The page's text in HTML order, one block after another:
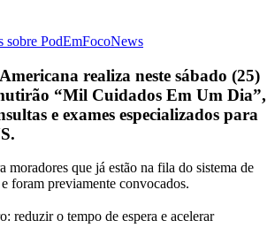
sobre PodEmFocoNews
realiza neste sábado (25)
“Mil Cuidados Em Um Dia”,
e exames especializados para
moradores que já estão na fila do sistema de
foram previamente convocados.
reduzir o tempo de espera e acelerar